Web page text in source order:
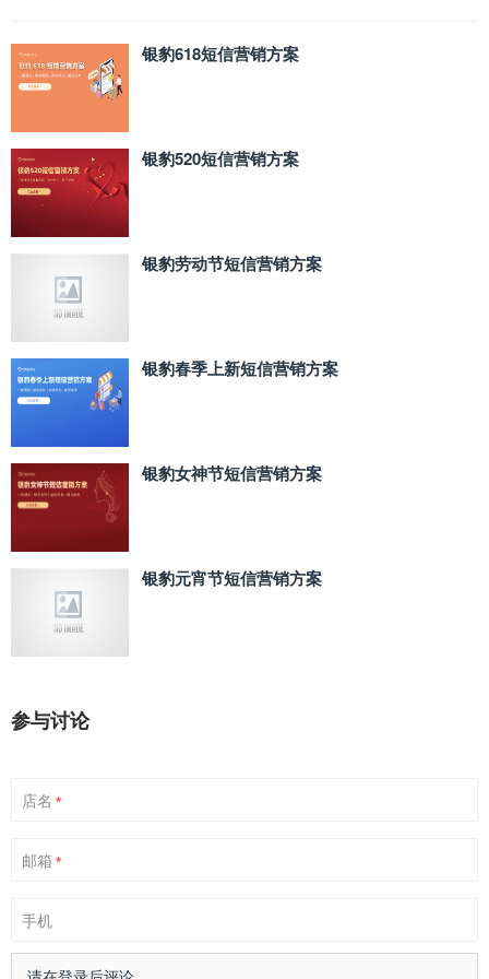
银豹618短信营销方案
银豹520短信营销方案
银豹劳动节短信营销方案
银豹春季上新短信营销方案
银豹女神节短信营销方案
银豹元宵节短信营销方案
参与讨论
店名 *
邮箱 *
手机